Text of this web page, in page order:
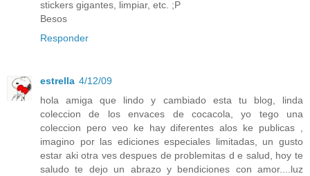
stickers gigantes, limpiar, etc. ;P
Besos
Responder
estrella 4/12/09
hola amiga que lindo y cambiado esta tu blog, linda
coleccion de los envaces de cocacola, yo tego una
coleccion pero veo ke hay diferentes alos ke publicas ,
imagino por las ediciones especiales limitadas, un gusto
estar aki otra ves despues de problemitas d e salud, hoy te
saludo te dejo un abrazo y bendiciones con amor....luz